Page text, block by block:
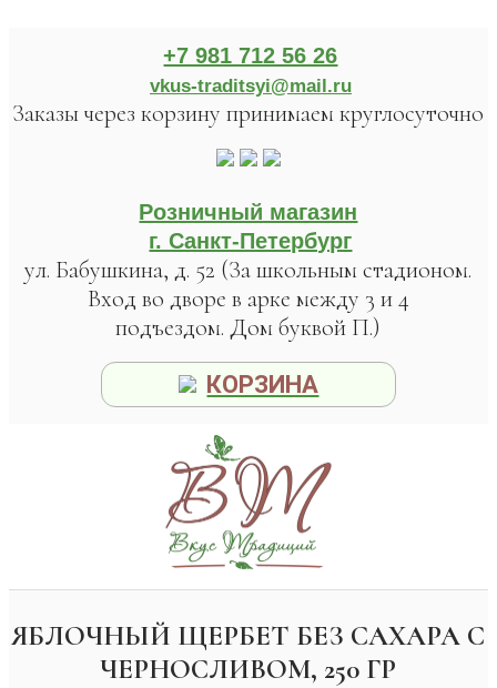
+7 981 712 56 26
vkus-traditsyi@mail.ru
Заказы через корзину принимаем круглосуточно
Розничный магазин
г. Санкт-Петербург
ул. Бабушкина, д. 52 (За школьным стадионом.
Вход во дворе в арке между 3 и 4
подъездом. Дом буквой П.)
КОРЗИНА
ЯБЛОЧНЫЙ ЩЕРБЕТ БЕЗ САХАРА С
ЧЕРНОСЛИВОМ, 250 ГР